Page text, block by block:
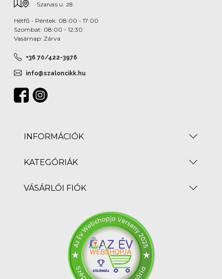
Szarvas u. 28.
Hétfő - Péntek: 08:00 - 17:00
Szombat: 08:00 - 12:30
Vasárnap: Zárva
+36 70/422-3976
info@szaloncikk.hu
INFORMÁCIÓK
KATEGÓRIÁK
VÁSÁRLÓI FIÓK